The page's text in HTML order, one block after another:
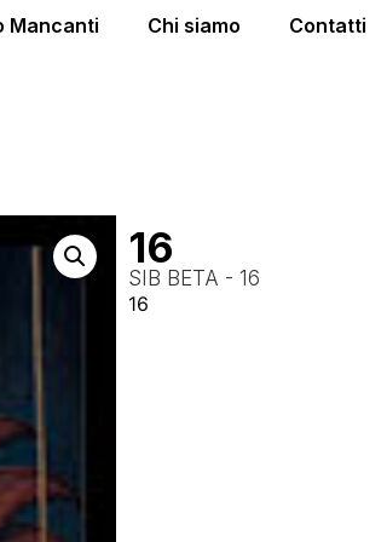
Mancanti Chi siamo Contatti
16
SIB BETA - 16
16